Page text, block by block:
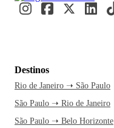
Destinos
Rio de Janeiro ➝ São Paulo
São Paulo ➝ Rio de Janeiro
São Paulo ➝ Belo Horizonte